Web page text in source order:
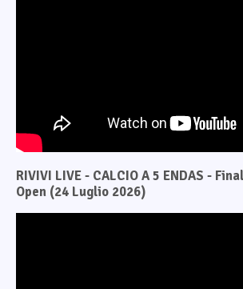
RIVIVI LIVE - CALCIO A 5 ENDAS -
Open (24 Luglio 2026)